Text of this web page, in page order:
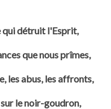
qui détruit l'Esprit,
que nous prîmes,
les abus, les affronts,
le noir-goudron,